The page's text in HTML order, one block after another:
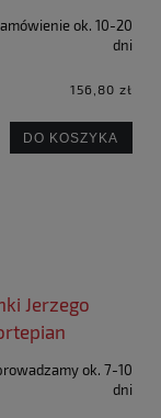
ok. 10-20
dni
156,80 zł
DO KOSZYKA
Jerzego
ok. 7-10
dni